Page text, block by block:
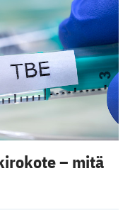
– mitä